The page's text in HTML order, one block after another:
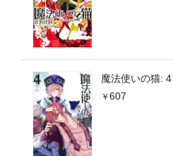
魔法使いの猫: 4
607